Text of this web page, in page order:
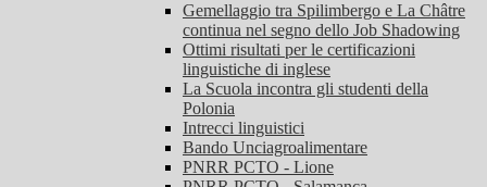
Gemellaggio tra Spilimbergo e La Châtre
continua nel segno dello Job Shadowing
Ottimi risultati per le certificazioni
linguistiche di inglese
La Scuola incontra gli studenti della
Polonia
Intrecci linguistici
Bando Unciagroalimentare
PNRR PCTO - Lione